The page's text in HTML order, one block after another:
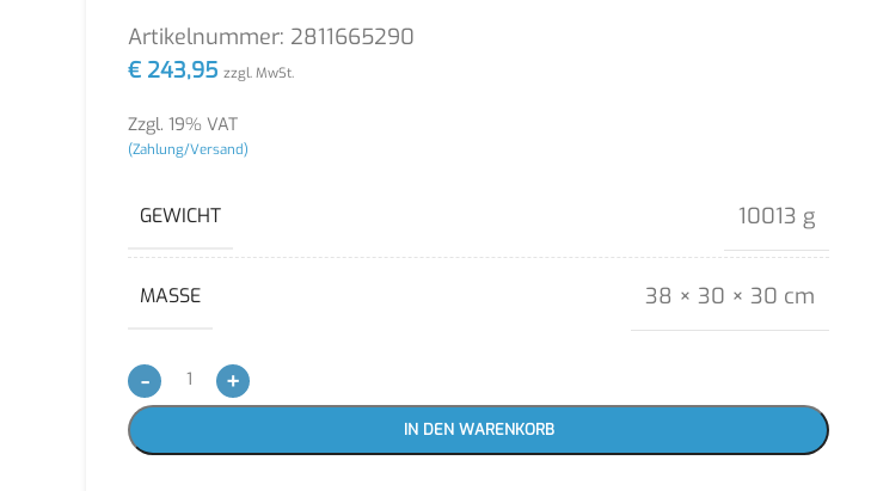
Artikelnummer: 2811665290
€ 243,95 zzgl. MwSt.
Zzgl. 19% VAT
(Zahlung/Versand)
GEWICHT 10013 g
MASSE 38 × 30 × 30 cm
- +
IN DEN WARENKORB